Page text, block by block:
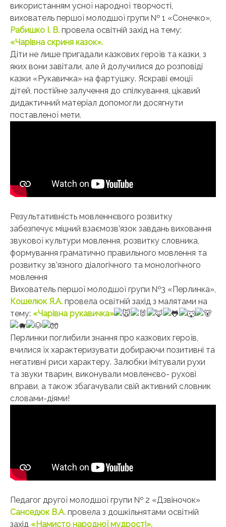
використанням усної народної творчості,
вихователь першої молодшої групи № 1 «Сонечко»,
Рабишко І. В. провела освітній захід на тему:
«Чарівна скриня казок».
Діти не лише пригадали казкових героїв та казки, з
яких вони завітали, але й долучилися до розповіді
казки «Рукавичка» на фартушку. Яскраві емоції
дітей, постійне залучення до спілкування, цікавий
дидактичний матеріал допомогли досягнути
поставленої мети.
Результативність мовленнєвого розвитку
забезпечує міцний взаємозв’язок завдань виховання
звукової культури мовлення, розвитку словника,
формування граматично правильного мовлення та
розвитку зв’язного діалогічного та монологічного
мовлення
Вихователь першої молодшої групи №3 «Перлинка»,
Кошелюк Я.А. провела освітній захід з малятами на
тему: «Чарівна рукавичка»
Перлинки поглибили знання про казкових героїв,
вчилися їх характеризувати добираючи позитивні та
негативні риси характеру. Залюбки імітували рухи
та звуки тварин, виконували мовленєво- рухові
вправи, а також збагачували свій активний словник
словами-діями!
Педагог другої молодшої групи № 2 «Дзвіночок»
Санседюк В.А. провела з дошкільнятами освітній
захід «Намисто народної мудрості».